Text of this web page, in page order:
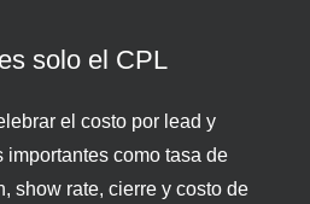
solo el CPL
el costo por lead y
importantes como tasa de
show rate, cierre y costo de